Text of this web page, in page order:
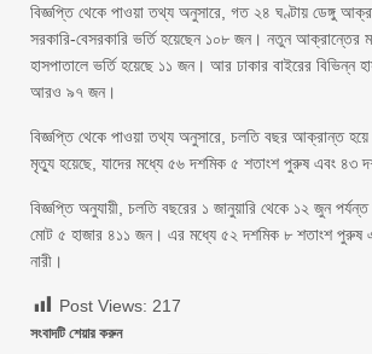
বিজ্ঞপ্তি থেকে পাওয়া তথ্য অনুসারে, গত ২৪ ঘণ্টায় ডেঙ্গু
সরকারি-বেসরকারি ভর্তি হয়েছেন ১০৮ জন। নতুন আক্রান্তের
হাসপাতালে ভর্তি হয়েছে ১১ জন। আর ঢাকার বাইরের বিভিন্ন
আরও ৯৭ জন।
বিজ্ঞপ্তি থেকে পাওয়া তথ্য অনুসারে, চলতি বছর আক্রান্ত
মৃত্যু হয়েছে, যাদের মধ্যে ৫৬ দশমিক ৫ শতাংশ পুরুষ এবং ৪৩
বিজ্ঞপ্তি অনুযায়ী, চলতি বছরের ১ জানুয়ারি থেকে ১২ জুন
মোট ৫ হাজার ৪১১ জন। এর মধ্যে ৫২ দশমিক ৮ শতাংশ পুরুষ
নারী।
Post Views: 217
সংবাদটি শেয়ার করুন